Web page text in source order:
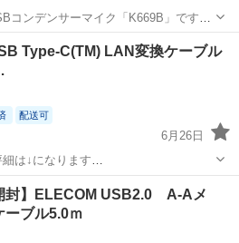
コンデンサーマイク「K669B」です。
ートに差し込むだけで、複雑な設定な
にボリューム調節ツマミがついている
Type-C(TM) LAN変換ケーブル
配送可
6月26日
よろしくお願い
周辺機器
封】ELECOM USB2.0 A-Aメ
ブル5.0ｍ